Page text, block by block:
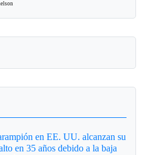
en EE. UU. alcanzan su
en 35 años debido a la baja